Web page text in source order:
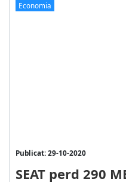
Economia
Publicat: 29-10-2020
SEAT perd 290